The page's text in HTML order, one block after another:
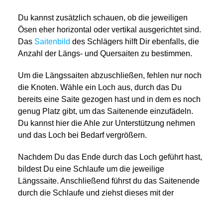
Du kannst zusätzlich schauen, ob die jeweiligen
Ösen eher horizontal oder vertikal ausgerichtet sind.
Das Saitenbild des Schlägers hilft Dir ebenfalls, die
Anzahl der Längs- und Quersaiten zu bestimmen.
Um die Längssaiten abzuschließen, fehlen nur noch
die Knoten. Wähle ein Loch aus, durch das Du
bereits eine Saite gezogen hast und in dem es noch
genug Platz gibt, um das Saitenende einzufädeln.
Du kannst hier die Ahle zur Unterstützung nehmen
und das Loch bei Bedarf vergrößern.
Nachdem Du das Ende durch das Loch geführt hast,
bildest Du eine Schlaufe um die jeweilige
Längssaite. Anschließend führst du das Saitenende
durch die Schlaufe und ziehst dieses mit der